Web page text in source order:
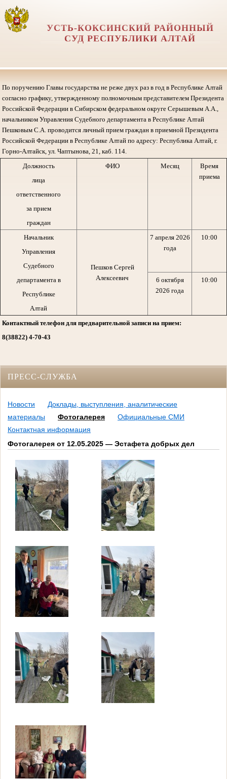
УСТЬ-КОКСИНСКИЙ РАЙОННЫЙ
СУД РЕСПУБЛИКИ АЛТАЙ
По поручению Главы государства не реже двух раз в год в Республике Алтай
согласно графику, утвержденному полномочным представителем Президента
Российской Федерации в Сибирском федеральном округе Серышевым А.А.,
начальником Управления Судебного департамента в Республике Алтай
Пешковым С.А. проводится личный прием граждан в приемной Президента
Российской Федерации в Республике Алтай по адресу: Республика Алтай, г.
Горно-Алтайск, ул. Чаптынова, 21, каб. 114.
Должность
лица
ответственного
за прием
граждан
ФИО Месяц
Время
приема
Начальник
Управления
Судебного
департамента в
Республике
Алтай
Пешков Сергей
Алексеевич
7 апреля 2026
года
10:00
6 октября
2026 года
10:00
Контактный телефон для предварительной записи на прием:
8(38822) 4-70-43
ПРЕСС-СЛУЖБА
Новости
Доклады, выступления, аналитические
материалы
Фотогалерея
Официальные СМИ
Контактная информация
Фотогалерея от 12.05.2025 — Эстафета добрых дел